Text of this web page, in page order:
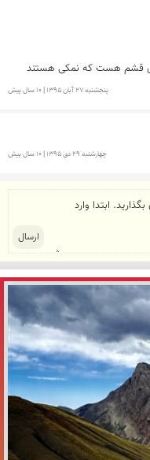
قشم هست که نمکی هستند
پنجشنبه 27 آبان 1395 | 10 سال پیش
چهارشنبه 29 دی 1395 | 10 سال پیش